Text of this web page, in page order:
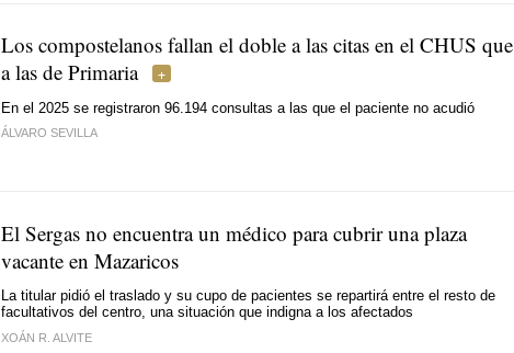
Los compostelanos fallan el doble a las citas en el CHUS que
a las de Primaria
En el 2025 se registraron 96.194 consultas a las que el paciente no acudió
ÁLVARO SEVILLA
El Sergas no encuentra un médico para cubrir una plaza
vacante en Mazaricos
La titular pidió el traslado y su cupo de pacientes se repartirá entre el resto de
facultativos del centro, una situación que indigna a los afectados
XOÁN R. ALVITE